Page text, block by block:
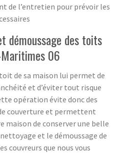
de l’entretien pour prévoir les
démoussage des toits
06
de sa maison lui permet de
et d’éviter tout risque
opération évite donc des
couverture et permettent
maison de conserver une belle
et le démoussage de
couvreurs que nous vous